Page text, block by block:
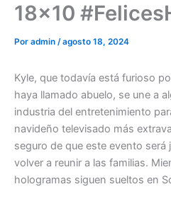
18×10
Por admin /agosto 18, 2024
Kyle, que todavía está furioso
haya llamado abuelo, se une a
industria del entretenimiento
navideño televisado más
seguro de que este evento será
volver a reunir a las familias.
hologramas siguen sueltos en